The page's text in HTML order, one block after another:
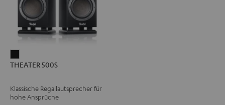
500S
THEATER 500S
Klassische Regallautsprecher für
hohe Ansprüche